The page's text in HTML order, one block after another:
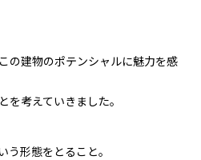
の建物のポテンシャルに魅力を感
を考えていきました。
う形態をとること。